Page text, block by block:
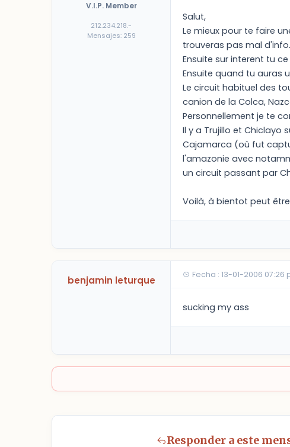
V.I.P. Member
212.234.218.-
Mensajes: 259
Salut,
Le mieux pour te faire
trouveras pas mal d'info.
Ensuite sur interent tu
Ensuite quand tu auras
Le circuit habituel des
canion de la Colca,
Personnellement je te
Il y a Trujillo et Chiclayo
Cajamarca (où fut
l'amazonie avec
un circuit passant par
Voilà, à bientot peut
benjamin leturque Fecha : 13-01-2006 07:26
sucking my ass
Responder a este